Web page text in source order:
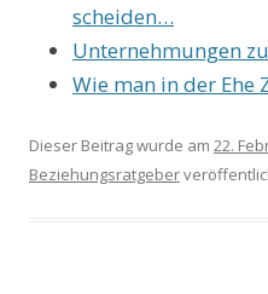
scheiden…
Unternehmungen
Wie man in der Ehe
Dieser Beitrag wurde am 22.
Beziehungsratgeber